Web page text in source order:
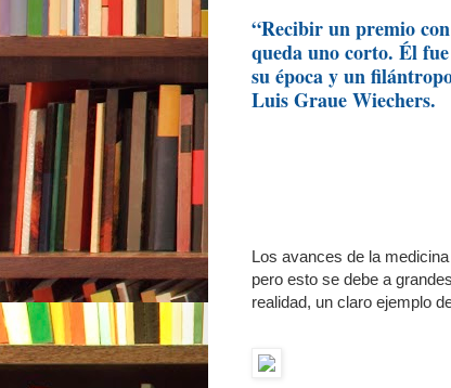
“Recibir un premio
queda uno corto. Él
su época y un
Luis Graue Wiechers.
Los avances de la
pero esto se debe a
realidad, un claro ejemplo